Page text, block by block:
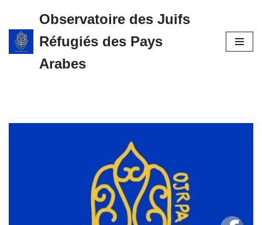
Aller
au
Observatoire des Juifs
Réfugiés des Pays
Arabes